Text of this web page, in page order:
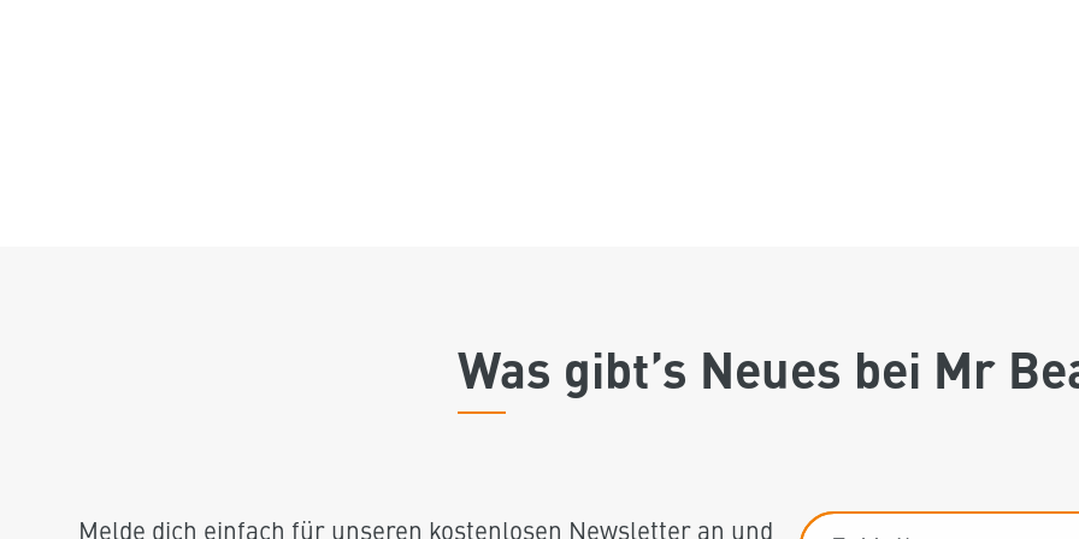
Was gibt’s Neues bei Mr
Melde dich einfach für unseren kostenlosen Newsletter an und